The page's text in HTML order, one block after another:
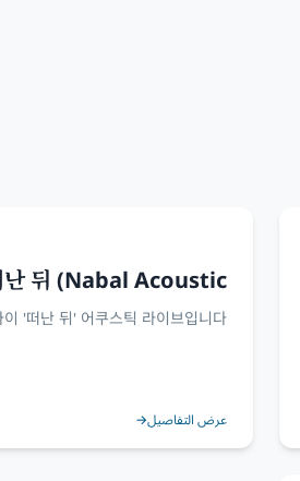
난 뒤 (Nabal Acoustic)
'떠난 뒤' 어쿠스틱 라이브입니다.
عرض التفاصيل→